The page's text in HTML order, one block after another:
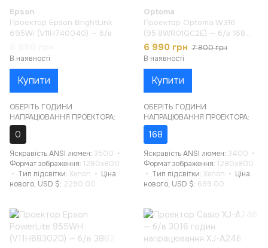
Epson
Проектор Epson BrightLink
695Wi (V11H740040) — б/в
В наявності
Купити
ОБЕРІТЬ ГОДИНИ
НАПРАЦЮВАННЯ ПРОЕКТОРА:
0
Яскравість ANSI люмен 3500
Формат зображення 1280x800
Тип підсвітки Xenon
Ціна
нового, USD $ 2290.00
Optoma
Проектор Optoma W316
(95.8WR01GC2E) — б/в 168
годин напрацювання
6 990 грн 7 800 грн
В наявності
Купити
ОБЕРІТЬ ГОДИНИ
НАПРАЦЮВАННЯ ПРОЕКТОРА:
168
Яскравість ANSI люмен 3400
Формат зображення 1280x800
Тип підсвітки Xenon
Ціна
нового, USD $ 699.00